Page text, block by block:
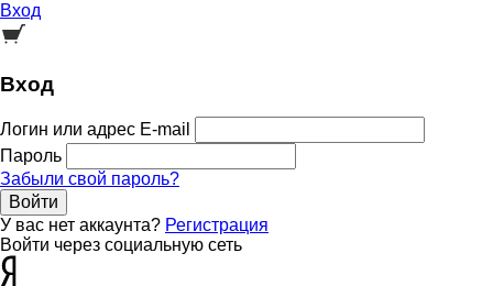
Вход
Вход
Логин или адрес E-mail
Пароль
Забыли свой пароль?
Войти
У вас нет аккаунта? Регистрация
Войти через социальную сеть